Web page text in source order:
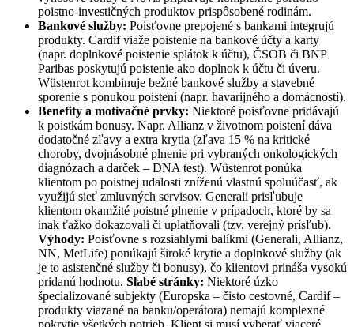
poistno-investičných produktov prispôsobené rodinám.
Bankové služby: Poisťovne prepojené s bankami integrujú
produkty. Cardif viaže poistenie na bankové účty a karty
(napr. doplnkové poistenie splátok k účtu), ČSOB či BNP
Paribas poskytujú poistenie ako doplnok k účtu či úveru.
Wüstenrot kombinuje bežné bankové služby a stavebné
sporenie s ponukou poistení (napr. havarijného a domácností).
Benefity a motivačné prvky: Niektoré poisťovne pridávajú
k poistkám bonusy. Napr. Allianz v životnom poistení dáva
dodatočné zľavy a extra krytia (zľava 15 % na kritické
choroby, dvojnásobné plnenie pri vybraných onkologických
diagnózach a darček – DNA test). Wüstenrot ponúka
klientom po poistnej udalosti zníženú vlastnú spoluúčasť, ak
využijú sieť zmluvných servisov. Generali prisľubuje
klientom okamžité poistné plnenie v prípadoch, ktoré by sa
inak ťažko dokazovali či uplatňovali (tzv. verejný prísľub).
Výhody: Poisťovne s rozsiahlymi balíkmi (Generali, Allianz,
NN, MetLife) ponúkajú široké krytie a doplnkové služby (ak
je to asistenčné služby či bonusy), čo klientovi prináša vysokú
pridanú hodnotu. Slabé stránky: Niektoré úzko
špecializované subjekty (Europska – čisto cestovné, Cardif –
produkty viazané na banku/operátora) nemajú komplexné
pokrytie všetkých potrieb. Klient si musí vyberať viaceré